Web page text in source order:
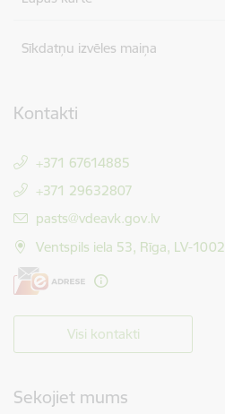
Sīkdatņu izvēles maiņa
Kontakti
+371 67614885
+371 29632807
E-pasts:
pasts@vdeavk.gov.lv
Ventspils iela 53, Rīga, LV-1002
Visi kontakti
Sekojiet mums